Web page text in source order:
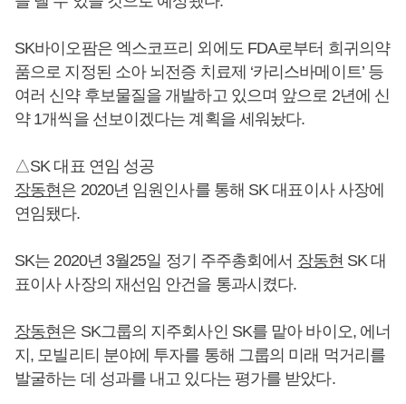
SK바이오팜은 엑스코프리 외에도 FDA로부터 희귀의약
품으로 지정된 소아 뇌전증 치료제 ‘카리스바메이트’ 등
여러 신약 후보물질을 개발하고 있으며 앞으로 2년에 신
약 1개씩을 선보이겠다는 계획을 세워놨다.
△SK 대표 연임 성공
장동현은 2020년 임원인사를 통해 SK 대표이사 사장에
연임됐다.
SK는 2020년 3월25일 정기 주주총회에서 장동현 SK 대
표이사 사장의 재선임 안건을 통과시켰다.
장동현은 SK그룹의 지주회사인 SK를 맡아 바이오, 에너
지, 모빌리티 분야에 투자를 통해 그룹의 미래 먹거리를
발굴하는 데 성과를 내고 있다는 평가를 받았다.